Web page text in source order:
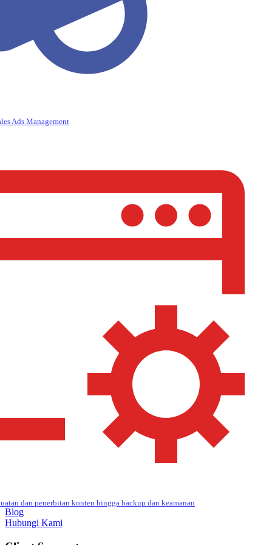
Ads Management
dan penerbitan konten hingga backup dan keamanan
Blog
Hubungi Kami